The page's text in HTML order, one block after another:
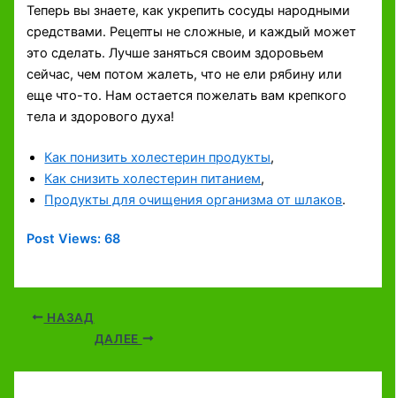
Теперь вы знаете, как укрепить сосуды народными
средствами. Рецепты не сложные, и каждый может
это сделать. Лучше заняться своим здоровьем
сейчас, чем потом жалеть, что не ели рябину или
еще что-то. Нам остается пожелать вам крепкого
тела и здорового духа!
Как понизить холестерин продукты,
Как снизить холестерин питанием,
Продукты для очищения организма от шлаков.
Post Views: 68
НАЗАД
ДАЛЕЕ